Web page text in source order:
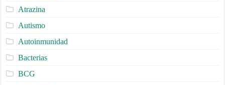
Atrazina
Autismo
Autoinmunidad
Bacterias
BCG